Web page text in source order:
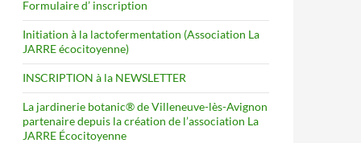
Formulaire d’ inscription
Initiation à la lactofermentation (Association La
JARRE écocitoyenne)
INSCRIPTION à la NEWSLETTER
La jardinerie botanic® de Villeneuve-lès-Avignon
partenaire depuis la création de l’association La
JARRE Écocitoyenne